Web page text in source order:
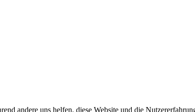
andere uns helfen, diese Website und die